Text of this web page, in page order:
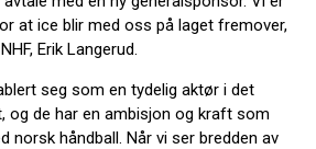
at ice blir med oss på laget fremover,
Erik Langerud.
seg som en tydelig aktør i det
og de har en ambisjon og kraft som
håndball. Når vi ser bredden av